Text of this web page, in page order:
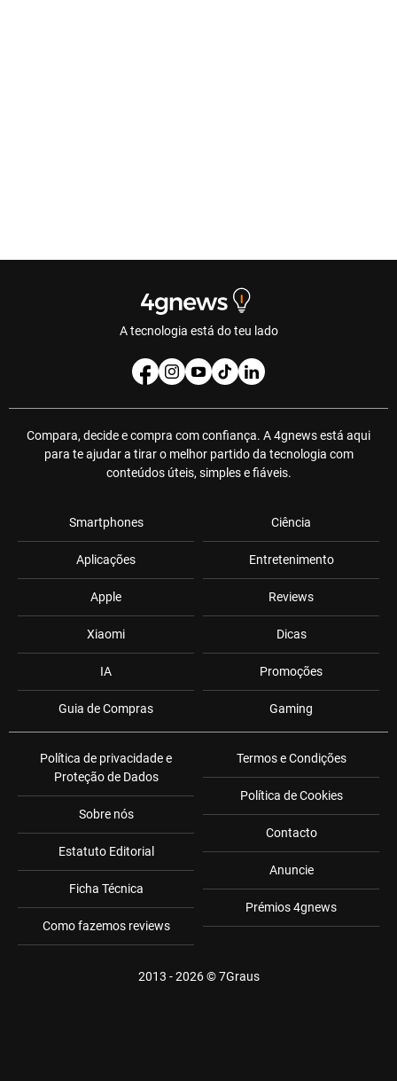
A tecnologia está do teu lado
Compara, decide e compra com confiança. A 4gnews está aqui
para te ajudar a tirar o melhor partido da tecnologia com
conteúdos úteis, simples e fiáveis.
Smartphones
Aplicações
Apple
Xiaomi
IA
Guia de Compras
Ciência
Entretenimento
Reviews
Dicas
Promoções
Gaming
Política de privacidade e
Proteção de Dados
Sobre nós
Estatuto Editorial
Ficha Técnica
Como fazemos reviews
Termos e Condições
Política de Cookies
Contacto
Anuncie
Prémios 4gnews
2013 - 2026 ©7Graus